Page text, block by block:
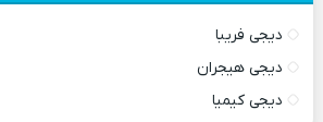
دیجی فریبا
دیجی هیجران
دیجی کیمیا